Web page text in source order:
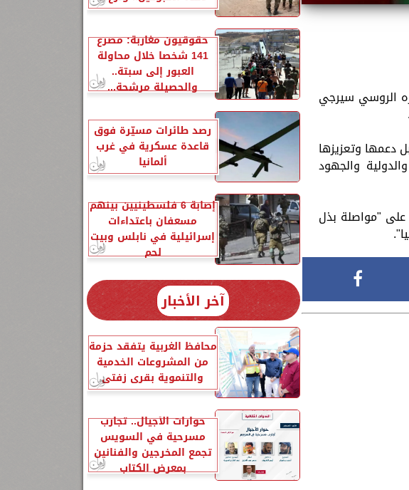
الروسي سيرجي
دعمها وتعزيزها
والجهود
على "مواصلة بذل
حقوقيون مغاربة: مصرع
141 شخصا خلال محاولة
العبور إلى سبتة..
والحصيلة مرشحة...
رصد طائرات مسيّرة فوق
قاعدة عسكرية في غرب
ألمانيا
إصابة 6 فلسطينيين بينهم
مسعفان باعتداءات
إسرائيلية في نابلس وبيت
لحم
آخر الأخبار
محافظ الغربية يتفقد حزمة
من المشروعات الخدمية
والتنموية بقرى زفتى
حوارات الأجيال.. تجارب
مسرحية في السويس
تجمع المخرجين والفنانين
بمعرض الكتاب